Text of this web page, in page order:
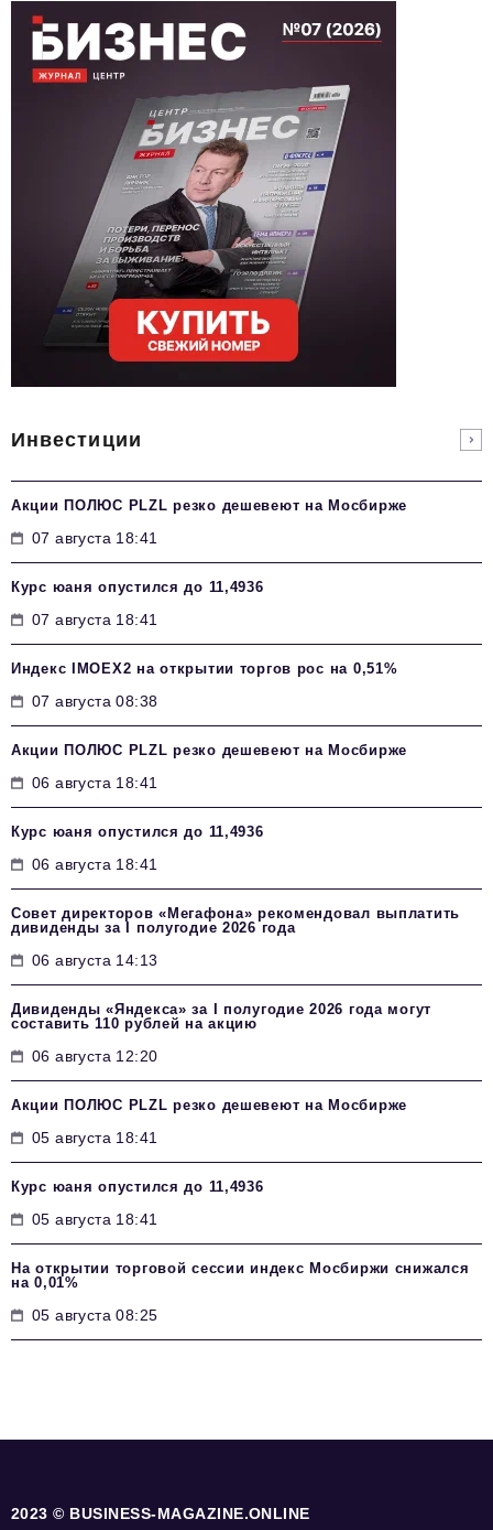
Инвестиции
Акции ПОЛЮС PLZL резко дешевеют на Мосбирже
07 августа 18:41
Курс юаня опустился до 11,4936
07 августа 18:41
Индекс IMOEX2 на открытии торгов рос на 0,51%
07 августа 08:38
Акции ПОЛЮС PLZL резко дешевеют на Мосбирже
06 августа 18:41
Курс юаня опустился до 11,4936
06 августа 18:41
Совет директоров «Мегафона» рекомендовал выплатить
дивиденды за I полугодие 2026 года
06 августа 14:13
Дивиденды «Яндекса» за I полугодие 2026 года могут
составить 110 рублей на акцию
06 августа 12:20
Акции ПОЛЮС PLZL резко дешевеют на Мосбирже
05 августа 18:41
Курс юаня опустился до 11,4936
05 августа 18:41
На открытии торговой сессии индекс Мосбиржи снижался
на 0,01%
05 августа 08:25
2023 © BUSINESS-MAGAZINE.ONLINE